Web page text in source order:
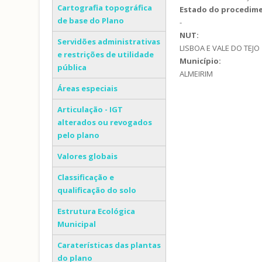
Cartografia topográfica
de base do Plano
Servidões administrativas
e restrições de utilidade
pública
Áreas especiais
Articulação - IGT
alterados ou revogados
pelo plano
Valores globais
Classificação e
qualificação do solo
Estrutura Ecológica
Municipal
Caraterísticas das plantas
do plano
Estado do
-
NUT:
LISBOA E VALE DO TEJO
Município:
ALMEIRIM